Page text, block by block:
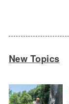
New Topics